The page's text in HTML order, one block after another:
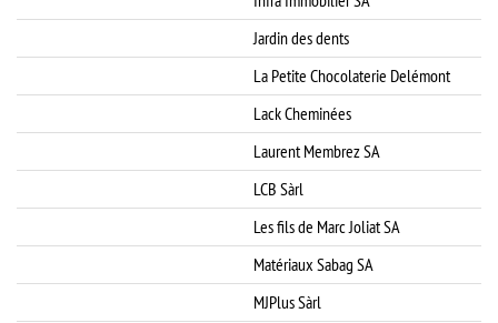
Jardin des dents
La Petite Chocolaterie Delémont
Lack Cheminées
Laurent Membrez SA
LCB Sàrl
Les fils de Marc Joliat SA
Matériaux Sabag SA
MJPlus Sàrl